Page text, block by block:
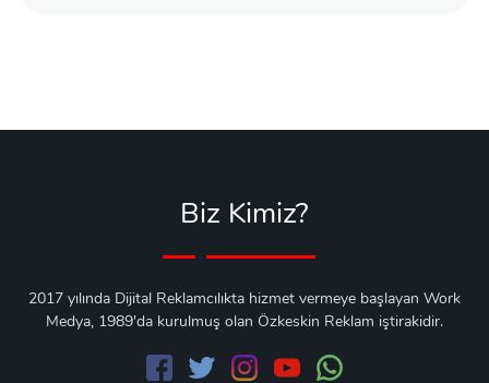
Biz Kimiz?
2017 yılında Dijital Reklamcılıkta hizmet vermeye başlayan Work
Medya, 1989'da kurulmuş olan Özkeskin Reklam iştirakidir.